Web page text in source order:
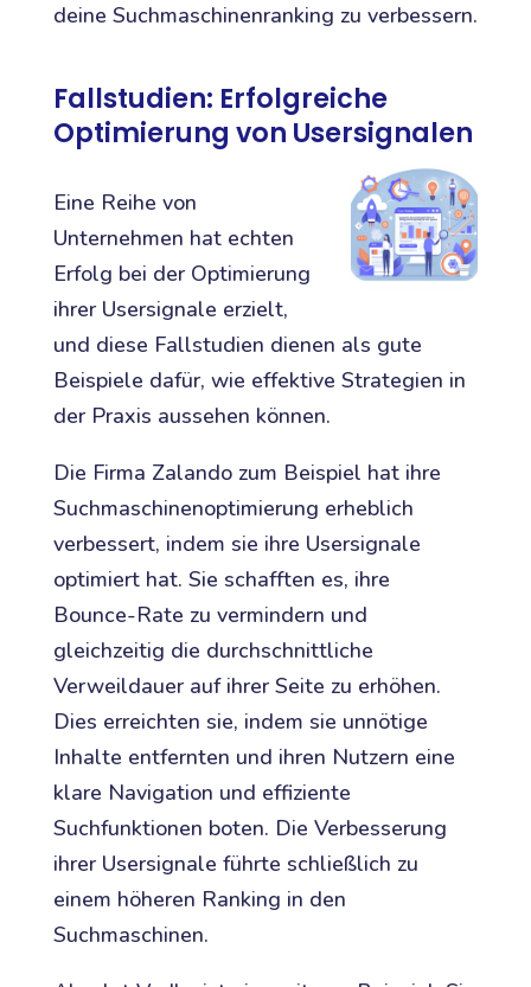
deine Suchmaschinenranking zu verbessern.
Fallstudien: Erfolgreiche
Optimierung von Usersignalen
Eine Reihe von
Unternehmen hat echten
Erfolg bei der Optimierung
ihrer Usersignale erzielt,
und diese Fallstudien dienen als gute
Beispiele dafür, wie effektive Strategien in
der Praxis aussehen können.
Die Firma Zalando zum Beispiel hat ihre
Suchmaschinenoptimierung erheblich
verbessert, indem sie ihre Usersignale
optimiert hat. Sie schafften es, ihre
Bounce-Rate zu vermindern und
gleichzeitig die durchschnittliche
Verweildauer auf ihrer Seite zu erhöhen.
Dies erreichten sie, indem sie unnötige
Inhalte entfernten und ihren Nutzern eine
klare Navigation und effiziente
Suchfunktionen boten. Die Verbesserung
ihrer Usersignale führte schließlich zu
einem höheren Ranking in den
Suchmaschinen.